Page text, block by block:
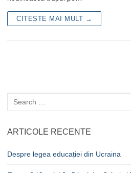
CITEȘTE MAI MULT →
Caută
după:
ARTICOLE RECENTE
Despre legea educației din Ucraina